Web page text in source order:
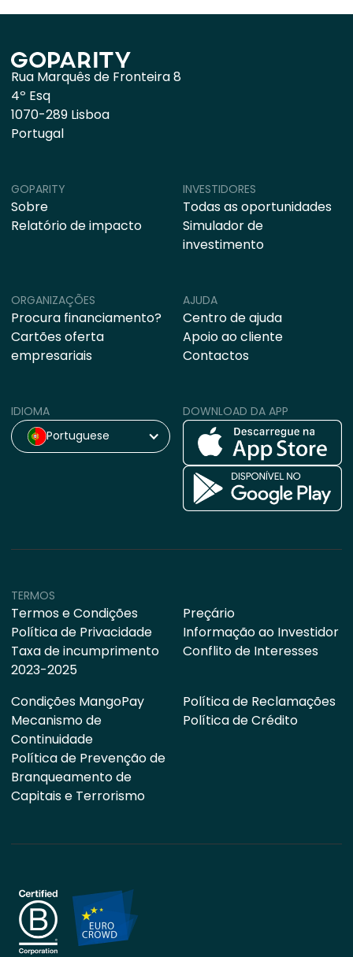
Rua Marquês de Fronteira 8
4º Esq
1070-289 Lisboa
Portugal
ORGANIZAÇÕES
Procura financiamento?
Cartões oferta
empresariais
AJUDA
Centro de ajuda
Apoio ao cliente
Contactos
GOPARITY
Sobre
Relatório de impacto
INVESTIDORES
Todas as oportunidades
Simulador de
investimento
IDIOMA
Portuguese
DOWNLOAD DA APP
TERMOS
Termos e Condições
Política de Privacidade
Taxa de incumprimento
2023-2025
Preçário
Informação ao Investidor
Conflito de Interesses
Condições MangoPay
Mecanismo de
Continuidade
Política de Prevenção de
Branqueamento de
Capitais e Terrorismo
Política de Reclamações
Política de Crédito